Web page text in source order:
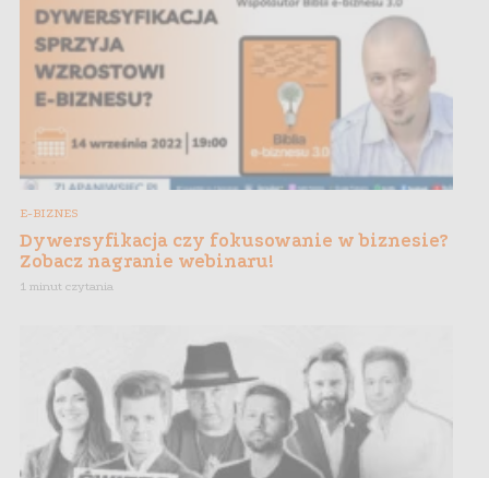
E-BIZNES
Dywersyfikacja czy fokusowanie w biznesie?
Zobacz nagranie webinaru!
1 minut czytania